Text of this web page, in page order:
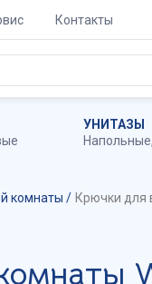
Контакты
УНИТАЗЫ
Напольные,
комнаты Крючки для